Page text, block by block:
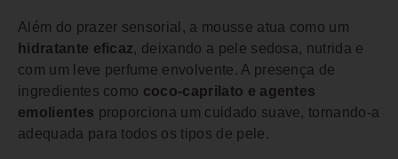
Além do prazer sensorial, a mousse atua como um
hidratante eficaz, deixando a pele sedosa, nutrida e
com um leve perfume envolvente. A presença de
ingredientes como coco-caprilato e agentes
emolientes proporciona um cuidado suave, tornando-a
adequada para todos os tipos de pele.